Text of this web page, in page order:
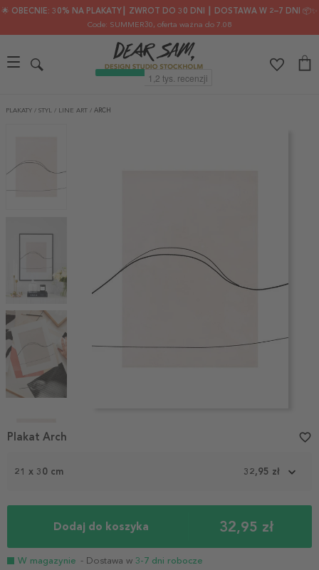
🌟 OBECNIE: 30% NA PLAKATY┃ ZWROT DO 30 DNI ┃ DOSTAWA W 2–7 DNI 📦✨
Code: SUMMER30, oferta ważna do 7.08
PLAKATY / STYL / LINE ART / ARCH
21 x 30 cm 32,95 zł
Dodaj do koszyka 32,95 zł
W magazynie - Dostawa w 3-7 dni robocze
Plakat Arch favorite_border